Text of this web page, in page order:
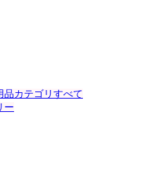
品カテゴリすべて
ー